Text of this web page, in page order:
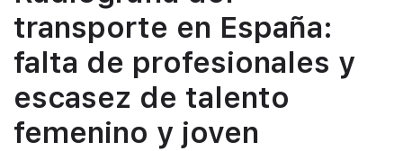
transporte en España:
falta de profesionales y
escasez de talento
femenino y joven